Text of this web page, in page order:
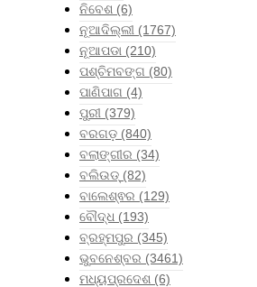
ନିବେଶ (6)
ନୂଆଦିଲ୍ଲୀ (1767)
ନୂଆପଡା (210)
ପଶ୍ଚିମବଙ୍ଗ (80)
ପାଣିପାଗ (4)
ପୁରୀ (379)
ବରଗଡ଼ (840)
ବଲାଙ୍ଗୀର (34)
ବଲିଉଡ୍ (82)
ବାଲେଶ୍ଵର (129)
ବୌଦ୍ଧ (193)
ବ୍ରହ୍ମପୁର (345)
ଭୁବନେଶ୍ବର (3461)
ମଧ୍ୟପ୍ରଦେଶ (6)